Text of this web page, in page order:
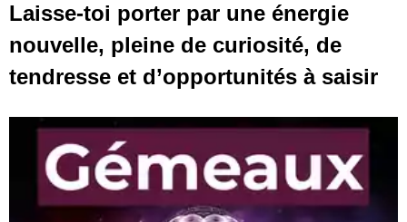
Laisse-toi porter par une énergie
nouvelle, pleine de curiosité, de
tendresse et d’opportunités à saisir